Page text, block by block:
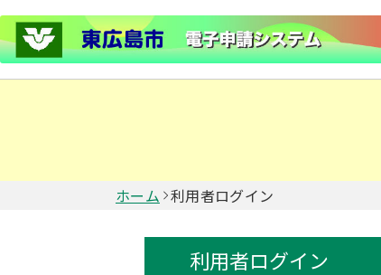
ホーム 利用者ログイン
利用者ログイン